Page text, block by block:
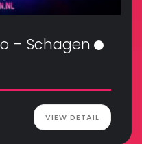
– Schagen
VIEW DETAIL